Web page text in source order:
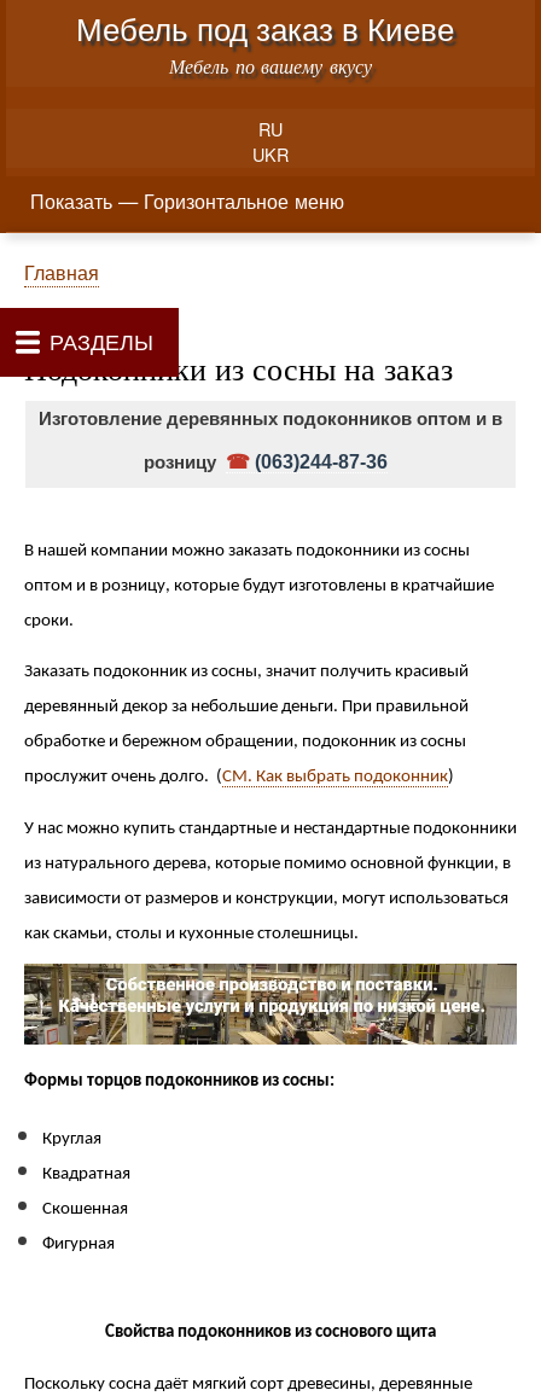
Перейти к основному
Меню учётной записи пользователя
Мебель под заказ в Киеве
Мебель по вашему вкусу
RU
UKR
Горизонтальное меню
Показать — Горизонтальное меню
Строка навигации
Главная
Подоконники из сосны на заказ
Изготовление деревянных подоконников оптом и в
розницу ☎ (063)244-87-36
В нашей компании можно заказать подоконники из сосны
оптом и в розницу, которые будут изготовлены в кратчайшие
сроки.
Заказать подоконник из сосны, значит получить красивый
деревянный декор за небольшие деньги. При правильной
обработке и бережном обращении, подоконник из сосны
прослужит очень долго.  (СМ. Как выбрать подоконник)
У нас можно купить стандартные и нестандартные подоконники
из натурального дерева, которые помимо основной функции, в
зависимости от размеров и конструкции, могут использоваться
как скамьи, столы и кухонные столешницы.
Формы торцов подоконников из сосны:
Круглая
Квадратная
Скошенная
Фигурная
Свойства подоконников из соснового щита
Поскольку сосна даёт мягкий сорт древесины, деревянные
РАЗДЕЛЫ